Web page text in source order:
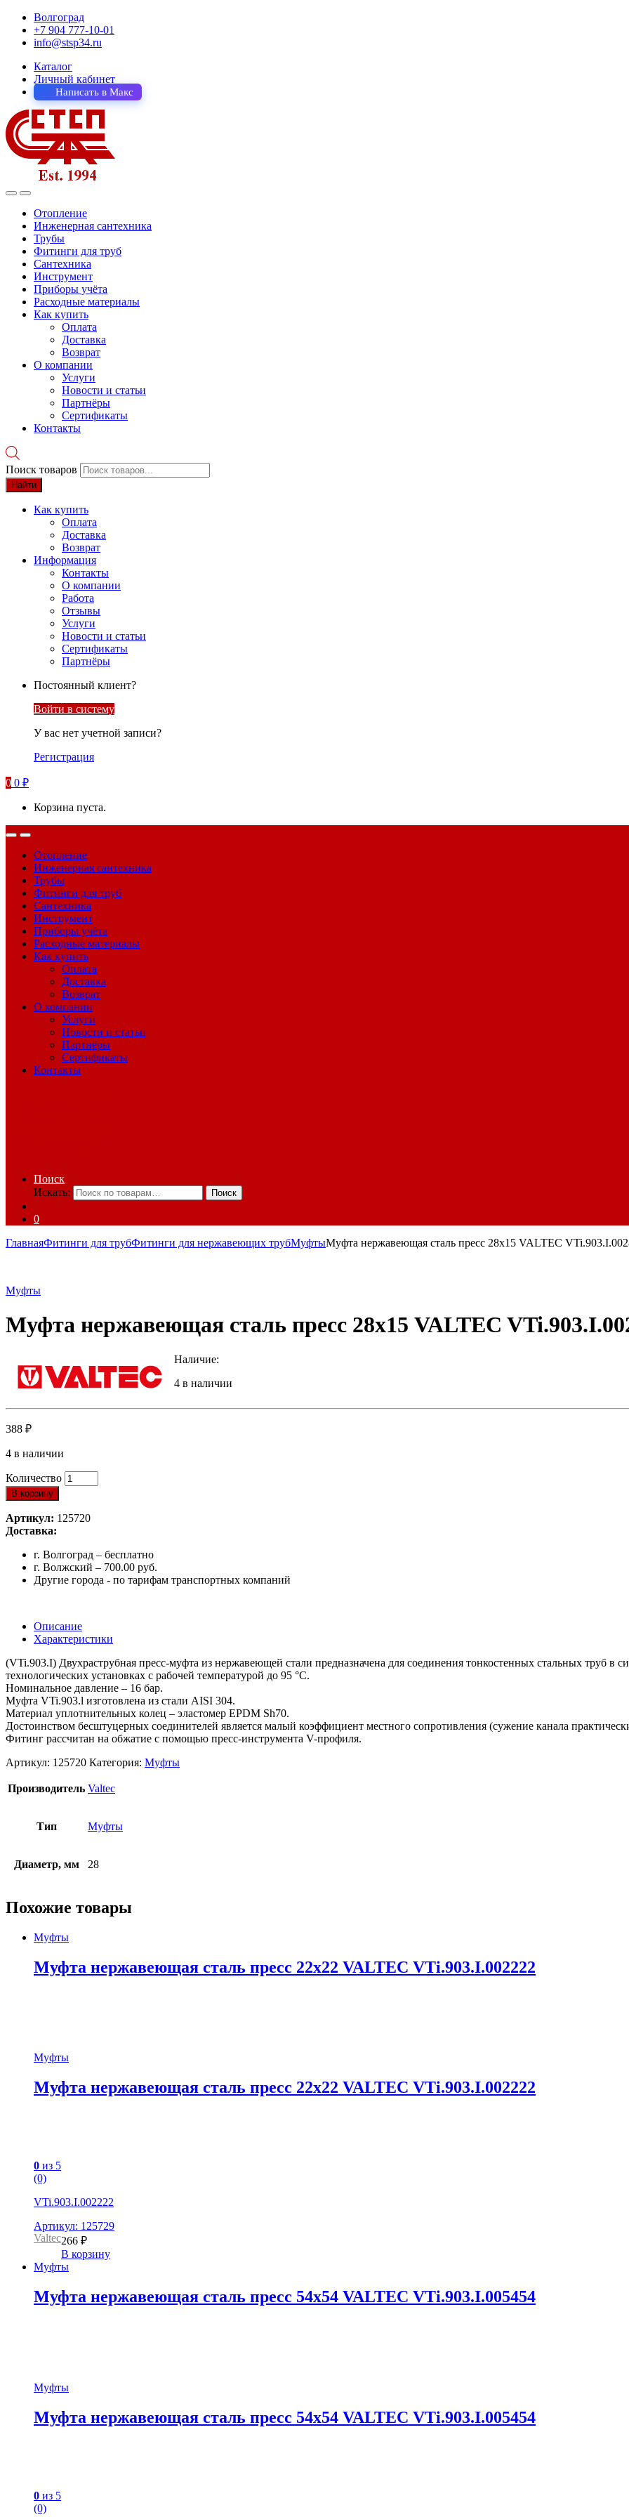
Волгоград
+7 904 777-10-01
info@stsp34.ru
Каталог
Личный кабинет
Написать в Макс
Отопление
Инженерная сантехника
Трубы
Фитинги для труб
Сантехника
Инструмент
Приборы учёта
Расходные материалы
Как купить
Оплата
Доставка
Возврат
О компании
Услуги
Новости и статьи
Партнёры
Сертификаты
Контакты
Поиск товаров
Найти
Как купить
Оплата
Доставка
Возврат
Информация
Контакты
О компании
Работа
Отзывы
Услуги
Новости и статьи
Сертификаты
Партнёры
Постоянный клиент?
Войти в систему
У вас нет учетной записи?
Регистрация
0 0 ₽
Корзина пуста.
Отопление
Инженерная сантехника
Трубы
Фитинги для труб
Сантехника
Инструмент
Приборы учёта
Расходные материалы
Как купить
Оплата
Доставка
Возврат
О компании
Услуги
Новости и статьи
Партнёры
Сертификаты
Контакты
Поиск
Искать:
Поиск
0
ГлавнаяФитинги для трубФитинги для нержавеющих трубМуфтыМуфта нержавеющая сталь пресс 28х15 VALTEC
Муфты
Муфта нержавеющая сталь пресс 28х15 VALTEC
Наличие:
4 в наличии
388 ₽
4 в наличии
Количество
В корзину
Артикул: 125720
Доставка:
г. Волгоград – бесплатно
г. Волжский – 700.00 руб.
Другие города - по тарифам транспортных компаний
Описание
Характеристики
(VTi.903.I) Двухраструбная пресс-муфта из нержавеющей стали предназначена для соединения тонкостенных стальных труб в
технологических установках с рабочей температурой до 95 °С.
Номинальное давление – 16 бар.
Муфта VTi.903.l изготовлена из стали AISI 304.
Материал уплотнительных колец – эластомер EPDM Sh70.
Достоинством бесштуцерных соединителей является малый коэффициент местного сопротивления (сужение канала
Фитинг рассчитан на обжатие с помощью пресс-инструмента V-профиля.
Артикул: 125720 Категория: Муфты
Производитель Valtec
Тип Муфты
Диаметр, мм 28
Похожие товары
Муфты
Муфта нержавеющая сталь пресс 22х22 VALTEC VTi.903.I.002222
Муфты
Муфта нержавеющая сталь пресс 22х22 VALTEC VTi.903.I.002222
0 из 5
(0)
VTi.903.I.002222
Артикул: 125729
Valtec266 ₽
В корзину
Муфты
Муфта нержавеющая сталь пресс 54х54 VALTEC VTi.903.I.005454
Муфты
Муфта нержавеющая сталь пресс 54х54 VALTEC VTi.903.I.005454
0 из 5
(0)